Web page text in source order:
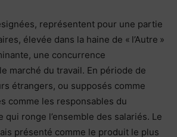
représentent pour une partie
élevée dans la haine de « l’Autre »
une concurrence
marché du travail. En période de
étrangers, ou supposés comme
comme les responsables du
qui ronge l’ensemble des salariés. Le
présenté comme le produit le plus